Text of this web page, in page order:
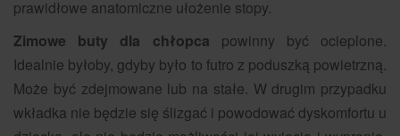
prawidłowe anatomiczne ułożenie stopy.
Zimowe buty dla chłopca powinny być ocieplone.
Idealnie byłoby, gdyby było to futro z poduszką powietrzną.
Może być zdejmowane lub na stałe. W drugim przypadku
wkładka nie będzie się ślizgać i powodować dyskomfortu u